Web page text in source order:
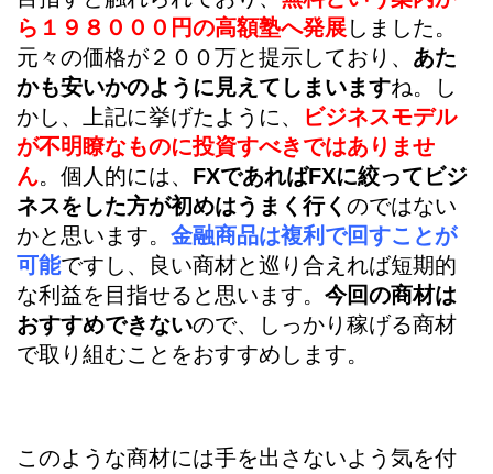
ら１９８０００円の高額塾へ発展しました。
元々の価格が２００万と提示しており、 あた
かも安いかのように見えてしまいますね。し
かし、上記に挙げたように、
ビジネスモデル
が不明瞭なものに投資すべきではありませ
ん。個人的には、 FXであればFXに絞ってビジ
ネスをした方が初めはうまく行く のではない
かと思います。 金融商品は複利で回すことが
可能ですし、良い商材と巡り合えれば短期的
な利益を目指せると思います。 今回の商材は
おすすめできないので、しっかり稼げる商材
で取り組むことをおすすめします。
このような商材には手を出さないよう気を付